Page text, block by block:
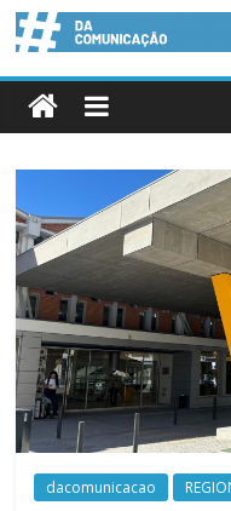
dacomunicacao